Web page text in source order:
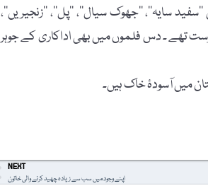
وی سیریلز میں ’’سفید سایہ‘‘، ’’جھوک سیال‘‘، ’’پل‘‘، ’’زنجیریں‘‘،
سرفہرست تھے ۔ دس فلموں میں بھی اداکاری کے جوہر
NEXT
اپنے وجود میں سب سے زیادہ چھید کرنے والی خاتون